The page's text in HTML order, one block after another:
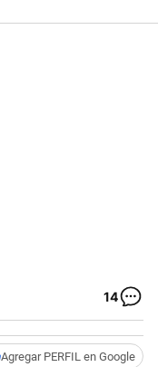
14
Agregar PERFIL en Google